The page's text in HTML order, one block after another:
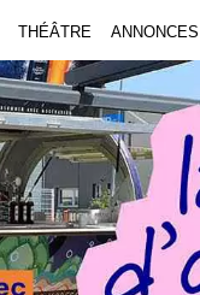
THÉÂTRE ANNONCES